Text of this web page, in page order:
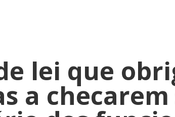
lei que
a